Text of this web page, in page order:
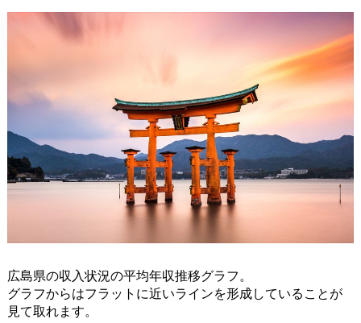
広島県の収入状況の平均年収推移グラフ。
グラフからはフラットに近いラインを形成していることが
見て取れます。